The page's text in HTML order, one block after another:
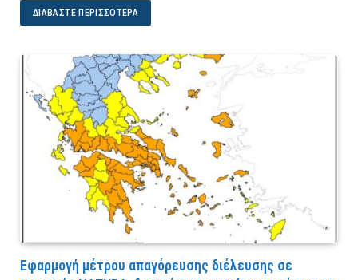
ΔΙΑΒΆΣΤΕ ΠΕΡΙΣΣΌΤΕΡΑ
Εφαρμογή μέτρου απαγόρευσης διέλευσης σε